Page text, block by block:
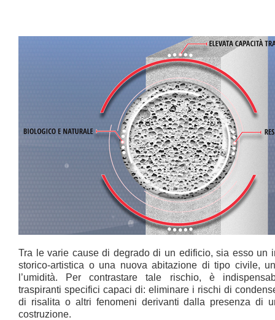
Tra le varie cause di degrado di un edificio, sia esso un
storico-artistica o una nuova abitazione di tipo civile,
l’umidità. Per contrastare tale rischio, è
traspiranti specifici capaci di: eliminare i rischi di
di risalita o altri fenomeni derivanti dalla presenza di
costruzione.